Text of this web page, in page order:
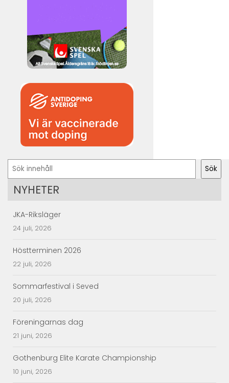
Sök Sök
NYHETER
JKA-Riksläger
24 juli, 2026
Höstterminen 2026
22 juli, 2026
Sommarfestival i Seved
20 juli, 2026
Föreningarnas dag
21 juni, 2026
Gothenburg Elite Karate Championship
10 juni, 2026